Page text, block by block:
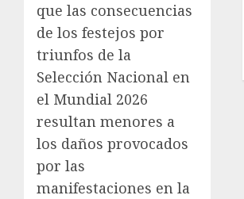
que las consecuencias
de los festejos por
triunfos de la
Selección Nacional en
el Mundial 2026
resultan menores a
los daños provocados
por las
manifestaciones en la